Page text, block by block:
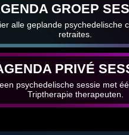
GROEP
alle geplande psychedelische
retraites.
PRIVÉ
psychedelische sessie met
Triptherapie therapeuten.